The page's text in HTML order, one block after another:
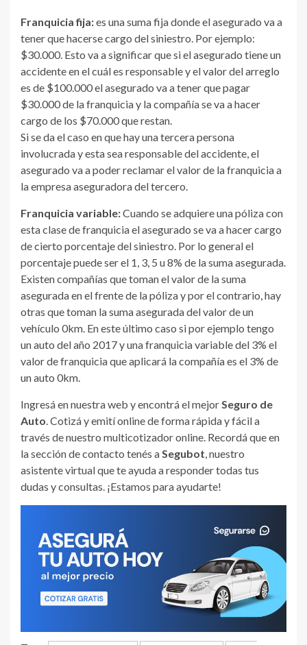
Franquicia fija:es una suma fija donde el asegurado va a
tener que hacerse cargo del siniestro. Por ejemplo:
$30.000. Esto va a significar que si el asegurado tiene un
accidente en el cuál es responsable y el valor del arreglo
es de $100.000 el asegurado va a tener que pagar
$30.000 de la franquicia y la compañía se va a hacer
cargo de los $70.000 que restan.
Si se da el caso en que hay una tercera persona
involucrada y esta sea responsable del accidente, el
asegurado va a poder reclamar el valor de la franquicia a
la empresa aseguradora del tercero.
Franquicia variable:Cuando se adquiere una póliza con
esta clase de franquicia el asegurado se va a hacer cargo
de cierto porcentaje del siniestro. Por lo general el
porcentaje puede ser el 1, 3, 5 u 8% de la suma asegurada.
Existen compañías que toman el valor de la suma
asegurada en el frente de la póliza y por el contrario, hay
otras que toman la suma asegurada del valor de un
vehículo 0km. En este último caso si por ejemplo tengo
un auto del año 2017 y una franquicia variable del 3% el
valor de franquicia que aplicará la compañía es el 3% de
un auto 0km.
Ingresá en nuestra web y encontrá el mejorSeguro de
Auto. Cotizá y emití online de forma rápida y fácil a
través de nuestro multicotizador online. Recordá que en
la sección de contacto tenés aSegubot, nuestro
asistente virtual que te ayuda a responder todas tus
dudas y consultas. ¡Estamos para ayudarte!